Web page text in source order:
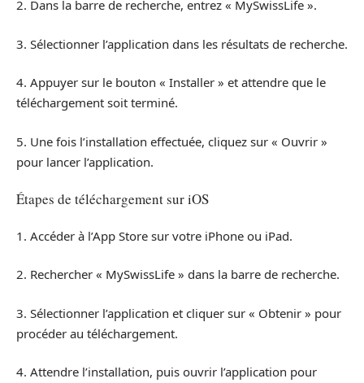
2. Dans la barre de recherche, entrez « MySwissLife ».
3. Sélectionner l’application dans les résultats de recherche.
4. Appuyer sur le bouton « Installer » et attendre que le
téléchargement soit terminé.
5. Une fois l’installation effectuée, cliquez sur « Ouvrir »
pour lancer l’application.
Étapes de téléchargement sur iOS
1. Accéder à l’App Store sur votre iPhone ou iPad.
2. Rechercher « MySwissLife » dans la barre de recherche.
3. Sélectionner l’application et cliquer sur « Obtenir » pour
procéder au téléchargement.
4. Attendre l’installation, puis ouvrir l’application pour